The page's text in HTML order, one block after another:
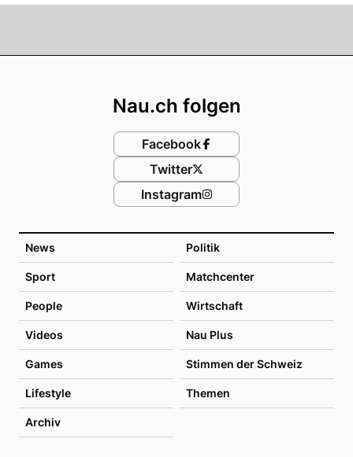
News Politik
Sport Matchcenter
People Wirtschaft
Videos Nau Plus
Games Stimmen der Schweiz
Lifestyle Themen
Archiv
Nau.ch folgen
Facebook
Twitter
Instagram